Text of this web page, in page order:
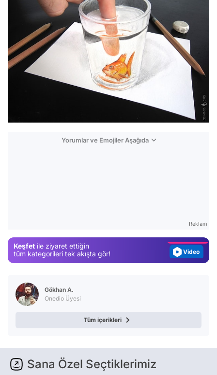
Yorumlar ve Emojiler Aşağıda
Reklam
Keşfet ile ziyaret ettiğin
tüm kategorileri tek akışta gör!
Video
Gökhan A.
Onedio Üyesi
Tüm içerikleri
Sana Özel Seçtiklerimiz